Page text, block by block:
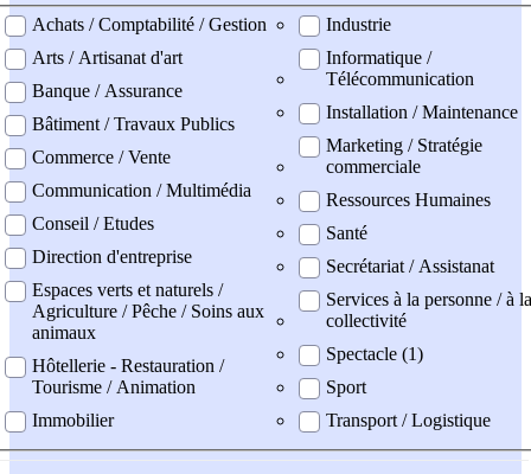
professionel
Achats / Comptabilité / Gestion
Arts / Artisanat d'art
Banque / Assurance
Bâtiment / Travaux Publics
Commerce / Vente
Communication / Multimédia
Conseil / Etudes
Direction d'entreprise
Espaces verts et naturels /
Agriculture / Pêche / Soins aux
animaux
Hôtellerie - Restauration /
Tourisme / Animation
Immobilier
Industrie
Informatique /
Télécommunication
Installation / Maintenance
Marketing / Stratégie
commerciale
Ressources Humaines
Santé
Secrétariat / Assistanat
Services à la personne / à la
collectivité
Spectacle (1)
Sport
Transport / Logistique